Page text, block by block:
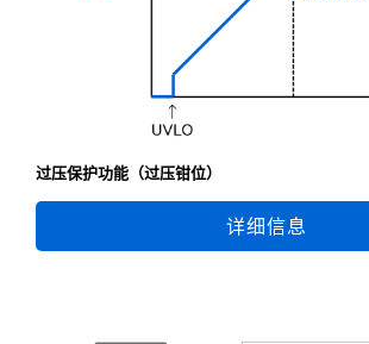
过压保护功能（过压钳位）
详细信息